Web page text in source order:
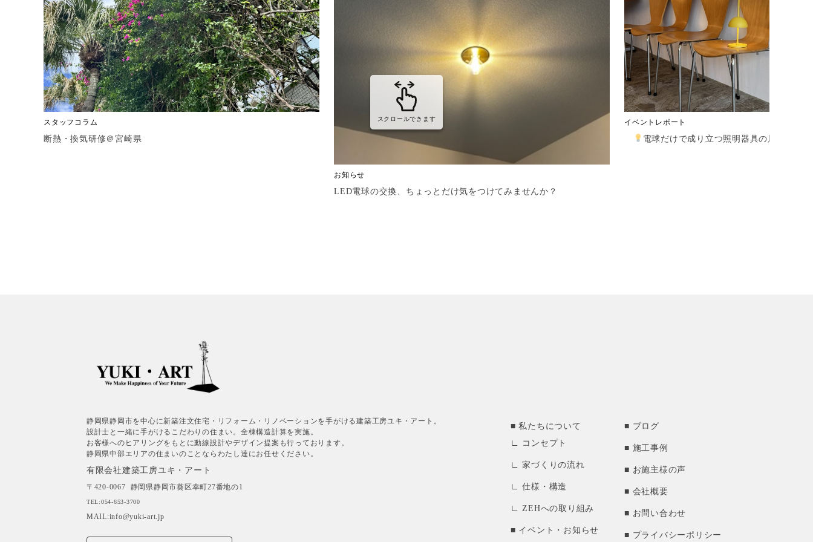
スタッフコラム
断熱・換気研修＠宮崎県
お知らせ
LED電球の交換、ちょっとだけ気をつけてみませんか？
イベントレポート
電球だけで成り立つ照明器具の展示会
スクロールできます
静岡県静岡市を中心に新築注文住宅・リフォーム・リノベーションを手がける建築工房ユキ・アート。
設計士と一緒に手がけるこだわりの住まい。全棟構造計算を実施。
お客様へのヒアリングをもとに動線設計やデザイン提案も行っております。
静岡県中部エリアの住まいのことならわたし達にお任せください。
有限会社建築工房ユキ・アート
〒420-0067 静岡県静岡市葵区幸町27番地の1
TEL:054-653-3700
MAIL:info@yuki-art.jp
私たちについて
コンセプト
家づくりの流れ
仕様・構造
ZEHへの取り組み
イベント・お知らせ
ブログ
施工事例
お施主様の声
会社概要
お問い合わせ
プライバシーポリシー